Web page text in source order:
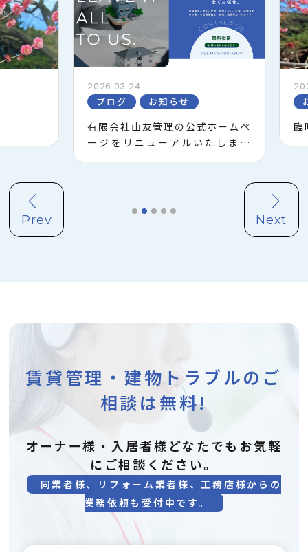
2026.03.24
ブログ
お知らせ
有限会社山友管理の公式ホームペ
ージをリニューアルいたしまし
た！
お
臨
賃貸管理・建物トラブルのご
相談は無料!
オーナー様・入居者様どなたでもお気軽
にご相談ください。
同業者様、リフォーム業者様、工務店様からの
業務依頼も受付中です。